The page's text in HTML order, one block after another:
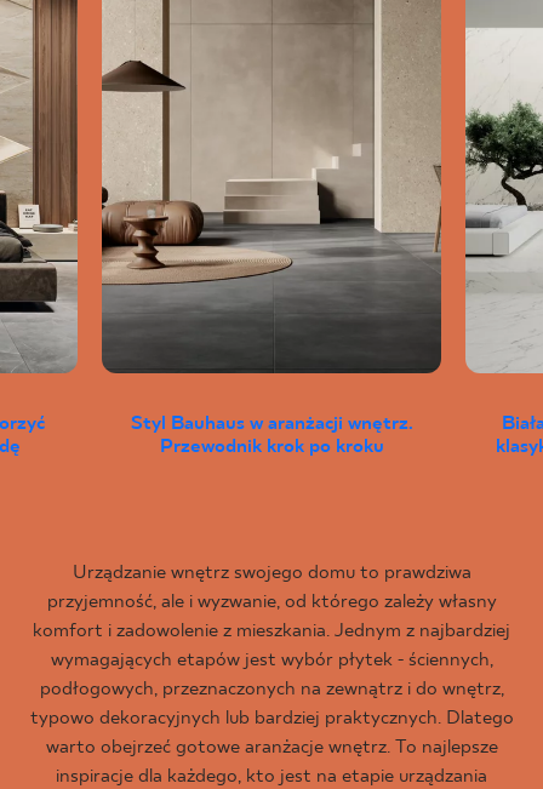
Styl Bauhaus w aranżacji wnętrz.
Przewodnik krok po kroku
Urządzanie wnętrz swojego domu to prawdziwa
przyjemność, ale i wyzwanie, od którego zależy własny
komfort i zadowolenie z mieszkania. Jednym z najbardziej
wymagających etapów jest wybór płytek - ściennych,
podłogowych, przeznaczonych na zewnątrz i do wnętrz,
typowo dekoracyjnych lub bardziej praktycznych. Dlatego
warto obejrzeć gotowe aranżacje wnętrz. To najlepsze
inspiracje dla każdego, kto jest na etapie urządzania